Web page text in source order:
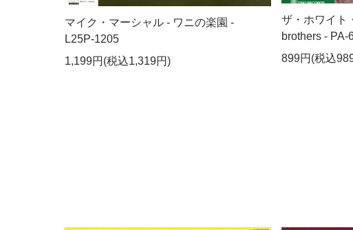
マイク・マーシャル - ワニの楽園 -
L25P-1205
1,199円(税込1,319円)
ザ・ホワイト
brothers - PA-
899円(税込